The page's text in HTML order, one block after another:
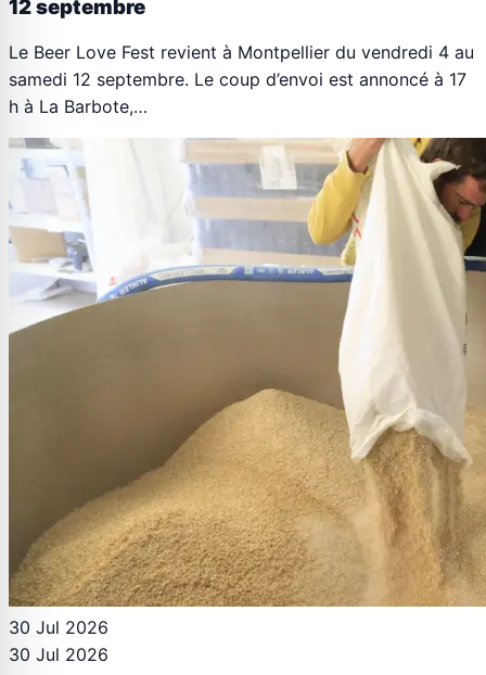
12 septembre
Le Beer Love Fest revient à Montpellier du vendredi 4 au
samedi 12 septembre. Le coup d’envoi est annoncé à 17
h à La Barbote,…
30 Jul 2026
30 Jul 2026